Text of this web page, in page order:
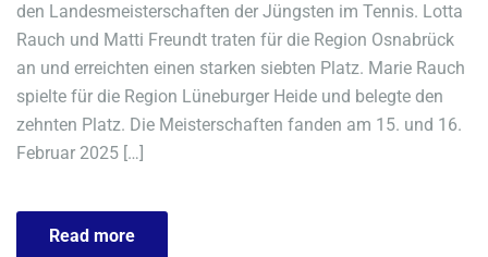
den Landesmeisterschaften der Jüngsten im Tennis. Lotta
Rauch und Matti Freundt traten für die Region Osnabrück
an und erreichten einen starken siebten Platz. Marie Rauch
spielte für die Region Lüneburger Heide und belegte den
zehnten Platz. Die Meisterschaften fanden am 15. und 16.
Februar 2025 […]
Read more